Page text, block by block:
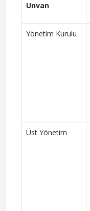
Unvan
Yönetim Kurulu
Üst Yönetim